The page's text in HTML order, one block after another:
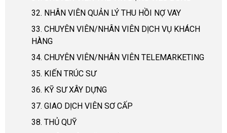
32. NHÂN VIÊN QUẢN LÝ THU HỒI NỢ VAY
33. CHUYÊN VIÊN/NHÂN VIÊN DỊCH VỤ KHÁCH
HÀNG
34. CHUYÊN VIÊN/NHÂN VIÊN TELEMARKETING
35. KIẾN TRÚC SƯ
36. KỸ SƯ XÂY DỰNG
37. GIAO DỊCH VIÊN SƠ CẤP
38. THỦ QUỸ